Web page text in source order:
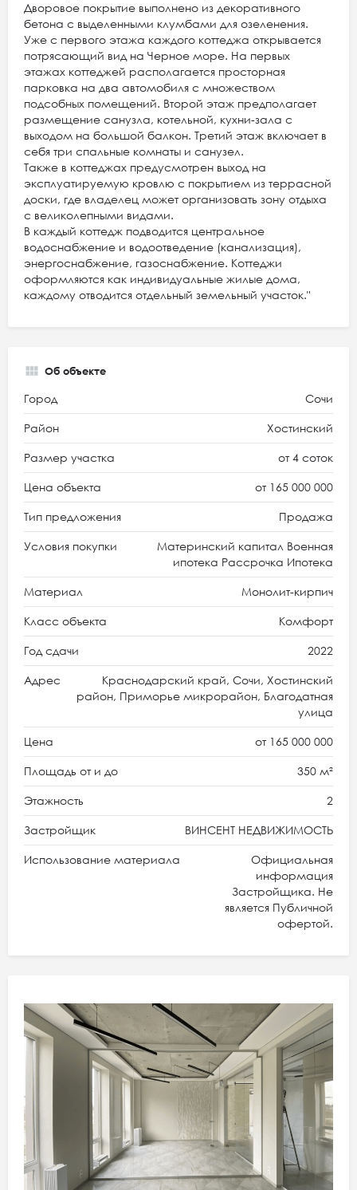
Дворовое покрытие выполнено из декоративного
бетона с выделенными клумбами для озеленения.
Уже с первого этажа каждого коттеджа открывается
потрясающий вид на Черное море. На первых
этажах коттеджей располагается просторная
парковка на два автомобиля с множеством
подсобных помещений. Второй этаж предполагает
размещение санузла, котельной, кухни-зала с
выходом на большой балкон. Третий этаж включает в
себя три спальные комнаты и санузел.
Также в коттеджах предусмотрен выход на
эксплуатируемую кровлю с покрытием из террасной
доски, где владелец может организовать зону отдыха
с великолепными видами.
В каждый коттедж подводится центральное
водоснабжение и водоотведение (канализация),
энергоснабжение, газоснабжение. Коттеджи
оформляются как индивидуальные жилые дома,
каждому отводится отдельный земельный участок."
Об объекте
Город Сочи
Район Хостинский
Размер участка от 4 соток
Цена объекта от 165 000 000
Тип предложения Продажа
Условия покупки
Материнский капитал Военная
ипотека Рассрочка Ипотека
Материал Монолит-кирпич
Класс объекта Комфорт
Год сдачи 2022
Адрес
Краснодарский край, Сочи, Хостинский
район, Приморье микрорайон, Благодатная
улица
Цена от 165 000 000
Площадь от и до 350 м²
Этажность 2
Застройщик ВИНСЕНТ НЕДВИЖИМОСТЬ
Использование материала
Официальная
информация
Застройщика. Не
является Публичной
офертой.